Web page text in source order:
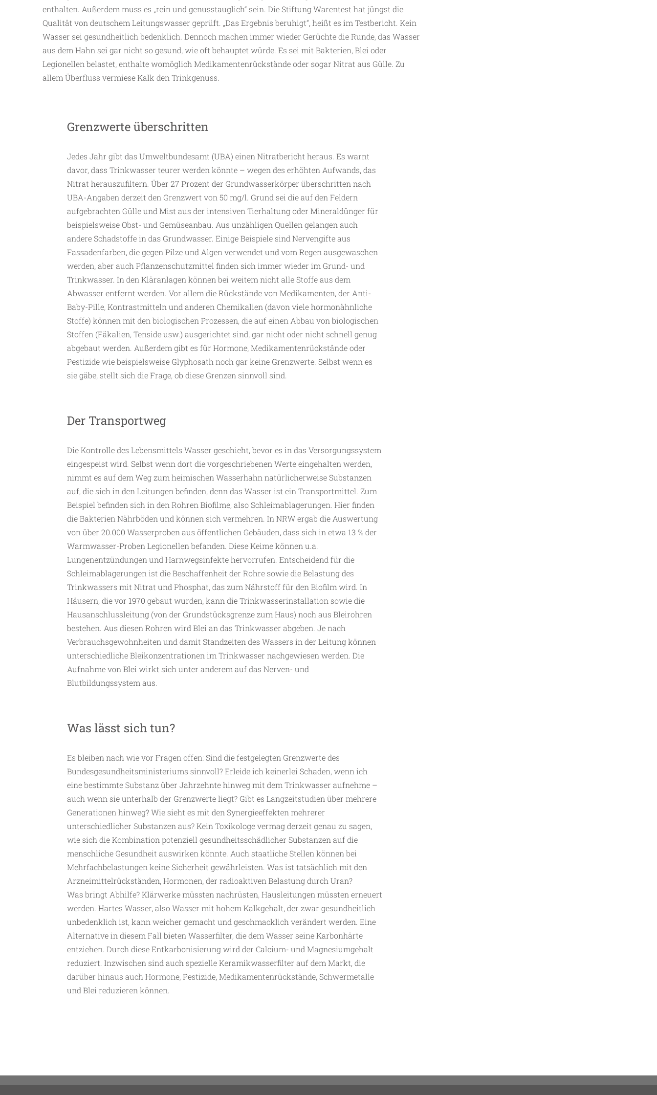
enthalten. Außerdem muss es „rein und genusstauglich“ sein. Die Stiftung Warentest hat jüngst die
Qualität von deutschem Leitungswasser geprüft. „Das Ergebnis beruhigt“, heißt es im Testbericht. Kein
Wasser sei gesundheitlich bedenklich. Dennoch machen immer wieder Gerüchte die Runde, das Wasser
aus dem Hahn sei gar nicht so gesund, wie oft behauptet würde. Es sei mit Bakterien, Blei oder
Legionellen belastet, enthalte womöglich Medikamentenrückstände oder sogar Nitrat aus Gülle. Zu
allem Überfluss vermiese Kalk den Trinkgenuss.
Grenzwerte überschritten
Jedes Jahr gibt das Umweltbundesamt (UBA) einen Nitratbericht heraus. Es warnt
davor, dass Trinkwasser teurer werden könnte – wegen des erhöhten Aufwands, das
Nitrat herauszufiltern. Über 27 Prozent der Grundwasserkörper überschritten nach
UBA-Angaben derzeit den Grenzwert von 50 mg/l. Grund sei die auf den Feldern
aufgebrachten Gülle und Mist aus der intensiven Tierhaltung oder Mineraldünger für
beispielsweise Obst- und Gemüseanbau. Aus unzähligen Quellen gelangen auch
andere Schadstoffe in das Grundwasser. Einige Beispiele sind Nervengifte aus
Fassadenfarben, die gegen Pilze und Algen verwendet und vom Regen ausgewaschen
werden, aber auch Pflanzenschutzmittel finden sich immer wieder im Grund- und
Trinkwasser. In den Kläranlagen können bei weitem nicht alle Stoffe aus dem
Abwasser entfernt werden. Vor allem die Rückstände von Medikamenten, der Anti-
Baby-Pille, Kontrastmitteln und anderen Chemikalien (davon viele hormonähnliche
Stoffe) können mit den biologischen Prozessen, die auf einen Abbau von biologischen
Stoffen (Fäkalien, Tenside usw.) ausgerichtet sind, gar nicht oder nicht schnell genug
abgebaut werden. Außerdem gibt es für Hormone, Medikamentenrückstände oder
Pestizide wie beispielsweise Glyphosath noch gar keine Grenzwerte. Selbst wenn es
sie gäbe, stellt sich die Frage, ob diese Grenzen sinnvoll sind.
Der Transportweg
Die Kontrolle des Lebensmittels Wasser geschieht, bevor es in das Versorgungssystem
eingespeist wird. Selbst wenn dort die vorgeschriebenen Werte eingehalten werden,
nimmt es auf dem Weg zum heimischen Wasserhahn natürlicherweise Substanzen
auf, die sich in den Leitungen befinden, denn das Wasser ist ein Transportmittel. Zum
Beispiel befinden sich in den Rohren Biofilme, also Schleimablagerungen. Hier finden
die Bakterien Nährböden und können sich vermehren. In NRW ergab die Auswertung
von über 20.000 Wasserproben aus öffentlichen Gebäuden, dass sich in etwa 13 % der
Warmwasser-Proben Legionellen befanden. Diese Keime können u.a.
Lungenentzündungen und Harnwegsinfekte hervorrufen. Entscheidend für die
Schleimablagerungen ist die Beschaffenheit der Rohre sowie die Belastung des
Trinkwassers mit Nitrat und Phosphat, das zum Nährstoff für den Biofilm wird. In
Häusern, die vor 1970 gebaut wurden, kann die Trinkwasserinstallation sowie die
Hausanschlussleitung (von der Grundstücksgrenze zum Haus) noch aus Bleirohren
bestehen. Aus diesen Rohren wird Blei an das Trinkwasser abgeben. Je nach
Verbrauchsgewohnheiten und damit Standzeiten des Wassers in der Leitung können
unterschiedliche Bleikonzentrationen im Trinkwasser nachgewiesen werden. Die
Aufnahme von Blei wirkt sich unter anderem auf das Nerven- und
Blutbildungssystem aus.
Was lässt sich tun?
Es bleiben nach wie vor Fragen offen: Sind die festgelegten Grenzwerte des
Bundesgesundheitsministeriums sinnvoll? Erleide ich keinerlei Schaden, wenn ich
eine bestimmte Substanz über Jahrzehnte hinweg mit dem Trinkwasser aufnehme –
auch wenn sie unterhalb der Grenzwerte liegt? Gibt es Langzeitstudien über mehrere
Generationen hinweg? Wie sieht es mit den Synergieeffekten mehrerer
unterschiedlicher Substanzen aus? Kein Toxikologe vermag derzeit genau zu sagen,
wie sich die Kombination potenziell gesundheitsschädlicher Substanzen auf die
menschliche Gesundheit auswirken könnte. Auch staatliche Stellen können bei
Mehrfachbelastungen keine Sicherheit gewährleisten. Was ist tatsächlich mit den
Arzneimittelrückständen, Hormonen, der radioaktiven Belastung durch Uran?
Was bringt Abhilfe? Klärwerke müssten nachrüsten, Hausleitungen müssten erneuert
werden. Hartes Wasser, also Wasser mit hohem Kalkgehalt, der zwar gesundheitlich
unbedenklich ist, kann weicher gemacht und geschmacklich verändert werden. Eine
Alternative in diesem Fall bieten Wasserfilter, die dem Wasser seine Karbonhärte
entziehen. Durch diese Entkarbonisierung wird der Calcium- und Magnesiumgehalt
reduziert. Inzwischen sind auch spezielle Keramikwasserfilter auf dem Markt, die
darüber hinaus auch Hormone, Pestizide, Medikamentenrückstände, Schwermetalle
und Blei reduzieren können.